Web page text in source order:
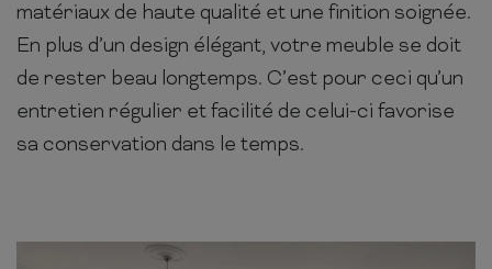
matériaux de haute qualité et une finition soignée.
En plus d’un design élégant, votre meuble se doit
de rester beau longtemps. C’est pour ceci qu’un
entretien régulier et facilité de celui-ci favorise
sa conservation dans le temps.